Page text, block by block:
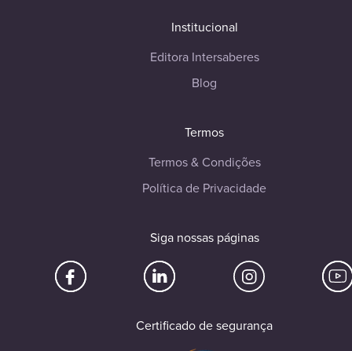
Institucional
Editora Intersaberes
Blog
Termos
Termos & Condições
Política de Privacidade
Siga nossas páginas
Certificado de segurança